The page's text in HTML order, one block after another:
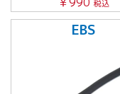
税込
EBS